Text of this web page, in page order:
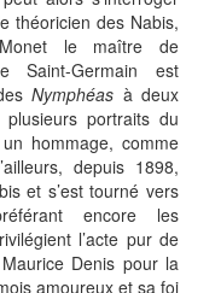
théoricien des Nabis,
le maître de
Saint-Germain est
Nymphéas à deux
portraits du
hommage, comme
depuis 1898,
et s’est tourné vers
encore les
l’acte pur de
Denis pour la
amoureux et sa foi